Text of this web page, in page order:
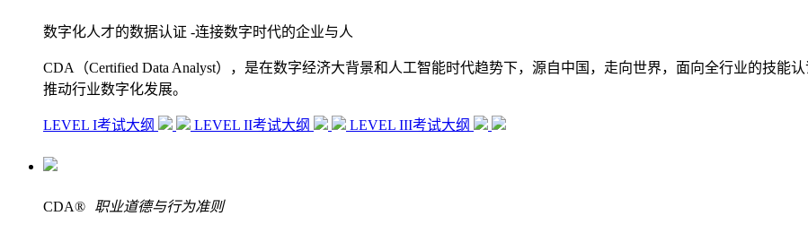
数字化人才的数据认证 -连接数字时代的企业与人
CDA（Certified Data Analyst），是在数字经济大背景和人工智能时代趋势下，源自中国，走向世界，面向全行业的技能
推动行业数字化发展。
LEVEL I考试大纲 LEVEL II考试大纲 LEVEL III考试大纲
CDA® 职业道德与行为准则